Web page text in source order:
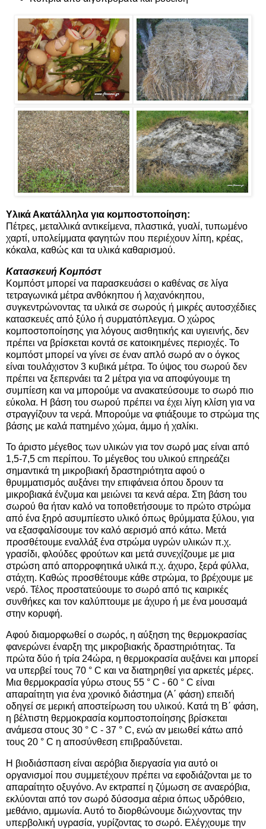
Υλικά Ακατάλληλα για κομποστοποίηση:
Πέτρες, μεταλλικά αντικείμενα, πλαστικά, γυαλί, τυπωμένο
χαρτί, υπολείμματα φαγητών που περιέχουν λίπη, κρέας,
κόκαλα, καθώς και τα υλικά καθαρισμού.
Κατασκευή Κομπόστ
Κομπόστ μπορεί να παρασκευάσει ο καθένας σε λίγα
τετραγωνικά μέτρα ανθόκηπου ή λαχανόκηπου,
συγκεντρώνοντας τα υλικά σε σωρούς ή μικρές αυτοσχέδιες
κατασκευές από ξύλο ή συρματόπλεγμα. Ο χώρος
κομποστοποίησης για λόγους αισθητικής και υγιεινής, δεν
πρέπει να βρίσκεται κοντά σε κατοικημένες περιοχές. Το
κομπόστ μπορεί να γίνει σε έναν απλό σωρό αν ο όγκος
είναι τουλάχιστον 3 κυβικά μέτρα. Το ύψος του σωρού δεν
πρέπει να ξεπερνάει τα 2 μέτρα για να αποφύγουμε τη
συμπίεση και να μπορούμε να ανακατεύσουμε το σωρό πιο
εύκολα. Η βάση του σωρού πρέπει να έχει λίγη κλίση για να
στραγγίζουν τα νερά. Μπορούμε να φτιάξουμε το στρώμα της
βάσης με καλά πατημένο χώμα, άμμο ή χαλίκι.
Το άριστο μέγεθος των υλικών για τον σωρό μας είναι από
1,5-7,5 cm περίπου. Το μέγεθος του υλικού επηρεάζει
σημαντικά τη μικροβιακή δραστηριότητα αφού ο
θρυμματισμός αυξάνει την επιφάνεια όπου δρουν τα
μικροβιακά ένζυμα και μειώνει τα κενά αέρα. Στη βάση του
σωρού θα ήταν καλό να τοποθετήσουμε το πρώτο στρώμα
από ένα ξηρό ασυμπίεστο υλικό όπως θρύμματα ξύλου, για
να εξασφαλίσουμε τον καλό αερισμό από κάτω. Μετά
προσθέτουμε εναλλάξ ένα στρώμα υγρών υλικών π.χ.
γρασίδι, φλούδες φρούτων και μετά συνεχίζουμε με μια
στρώση από απορροφητικά υλικά π.χ. άχυρο, ξερά φύλλα,
στάχτη. Καθώς προσθέτουμε κάθε στρώμα, το βρέχουμε με
νερό. Τέλος προστατεύουμε το σωρό από τις καιρικές
συνθήκες και τον καλύπτουμε με άχυρο ή με ένα μουσαμά
στην κορυφή.
Αφού διαμορφωθεί ο σωρός, η αύξηση της θερμοκρασίας
φανερώνει έναρξη της μικροβιακής δραστηριότητας. Τα
πρώτα δύο ή τρία 24ώρα, η θερμοκρασία αυξάνει και μπορεί
να υπερβεί τους 70 ° C και να διατηρηθεί για αρκετές μέρες.
Μια θερμοκρασία γύρω στους 55 ° C - 60 ° C είναι
απαραίτητη για ένα χρονικό διάστημα (Α΄ φάση) επειδή
οδηγεί σε μερική αποστείρωση του υλικού. Κατά τη Β΄ φάση,
η βέλτιστη θερμοκρασία κομποστοποίησης βρίσκεται
ανάμεσα στους 30 ° C - 37 ° C, ενώ αν μειωθεί κάτω από
τους 20 ° C η αποσύνθεση επιβραδύνεται.
Η βιοδιάσπαση είναι αερόβια διεργασία για αυτό οι
οργανισμοί που συμμετέχουν πρέπει να εφοδιάζονται με το
απαραίτητο οξυγόνο. Αν εκτραπεί η ζύμωση σε αναερόβια,
εκλύονται από τον σωρό δύσοσμα αέρια όπως υδρόθειο,
μεθάνιο, αμμωνία. Αυτό το διορθώνουμε διώχνοντας την
υπερβολική υγρασία, γυρίζοντας το σωρό. Ελέγχουμε την